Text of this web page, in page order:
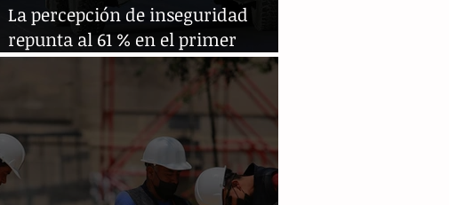
La percepción de inseguridad
repunta al 61 % en el primer
trimestre de 2024